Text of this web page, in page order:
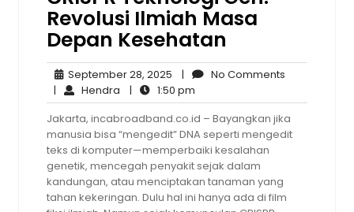
Revolusi Ilmiah Masa
Depan Kesehatan
September 28, 2025 September
28,
2025
| No Comments
| Hendra Hendra
| 1:50 pm
pm
Jakarta, incabroadband.co.id – Bayangkan jika
manusia bisa “mengedit” DNA seperti mengedit
teks di komputer—memperbaiki kesalahan
genetik, mencegah penyakit sejak dalam
kandungan, atau menciptakan tanaman yang
tahan kekeringan. Dulu hal ini hanya ada di film